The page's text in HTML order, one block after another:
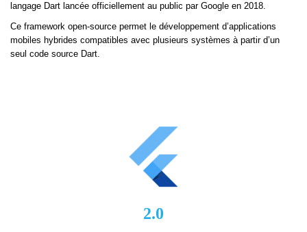
langage Dart lancée officiellement au public par Google en 2018.
Ce framework open-source permet le développement d’applications
mobiles hybrides compatibles avec plusieurs systèmes à partir d’un
seul code source Dart.
2.0